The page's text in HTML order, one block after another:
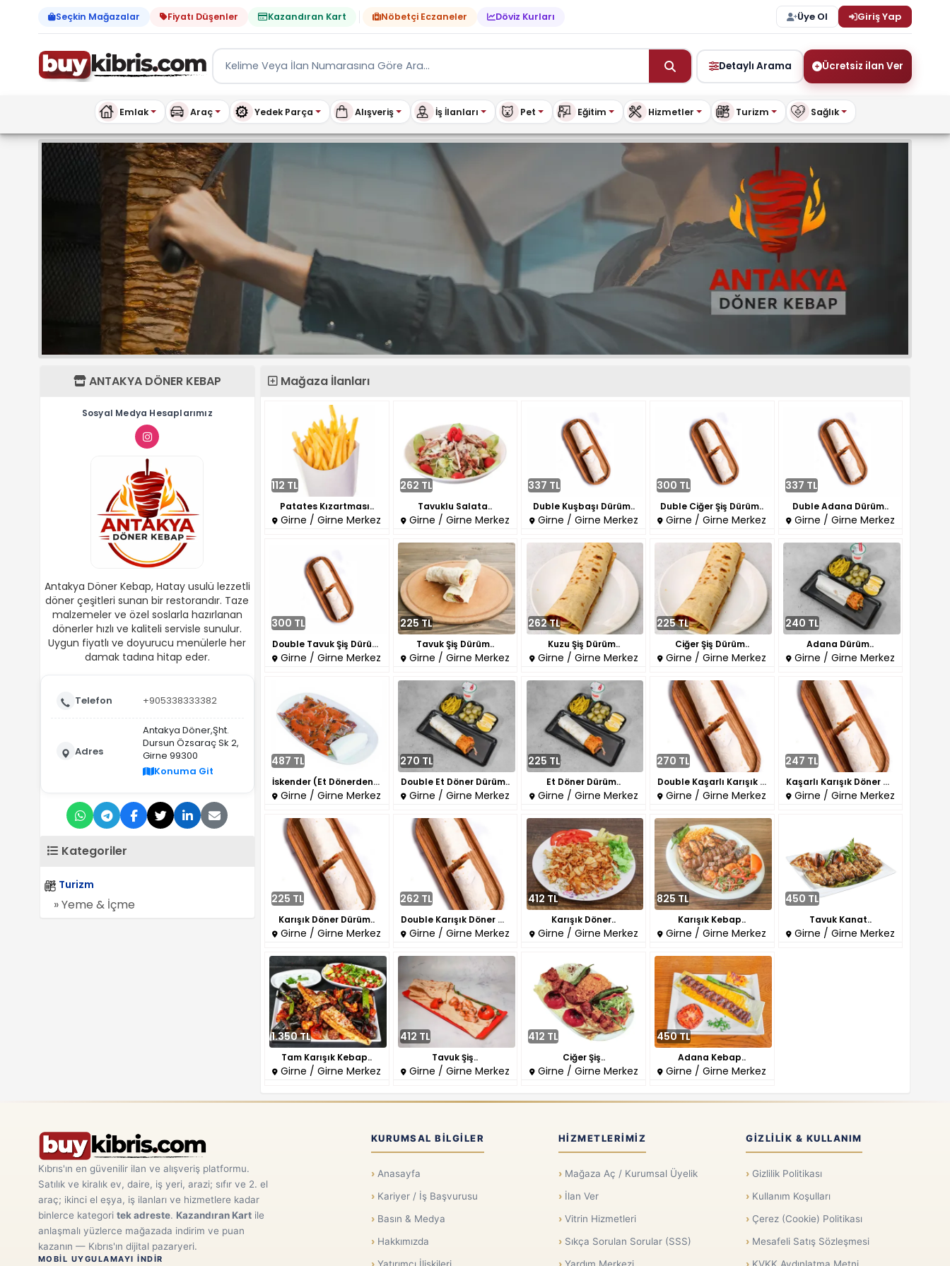
Seçkin Mağazalar Fiyatı Düşenler Kazandıran Kart Nöbetçi Eczaneler Döviz Kurları Üye Ol Giriş Yap
Detaylı Arama Ücretsiz ilan Ver
Emlak Araç Yedek Parça Alışveriş İş İlanları Pet Eğitim Hizmetler Turizm Sağlık
ANTAKYA DÖNER KEBAP - Mağaza Anasayfa
ANTAKYA DÖNER KEBAP
Sosyal Medya Hesaplarımız
Antakya Döner Kebap, Hatay usulü lezzetli
döner çeşitleri sunan bir restorandır. Taze
malzemeler ve özel soslarla hazırlanan
dönerler hızlı ve kaliteli servisle sunulur.
Uygun fiyatlı ve doyurucu menülerle her
damak tadına hitap eder.
Telefon +905338333382
Adres
Antakya Döner,Şht.
Dursun Özsaraç Sk 2,
Girne 99300
Konuma Git
Kategoriler
Turizm
» Yeme & İçme
Mağaza İlanları
112 TL
Patates Kızartması..
Girne / Girne Merkez
262 TL
Tavuklu Salata..
Girne / Girne Merkez
337 TL
Duble Kuşbaşı Dürüm..
Girne / Girne Merkez
300 TL
Duble Ciğer Şiş Dürüm..
Girne / Girne Merkez
337 TL
Duble Adana Dürüm..
Girne / Girne Merkez
300 TL
Double Tavuk Şiş Dürüm..
Girne / Girne Merkez
225 TL
Tavuk Şiş Dürüm..
Girne / Girne Merkez
262 TL
Kuzu Şiş Dürüm..
Girne / Girne Merkez
225 TL
Ciğer Şiş Dürüm..
Girne / Girne Merkez
240 TL
Adana Dürüm..
Girne / Girne Merkez
487 TL
İskender (Et Dönerden)..
Girne / Girne Merkez
270 TL
Double Et Döner Dürüm..
Girne / Girne Merkez
225 TL
Et Döner Dürüm..
Girne / Girne Merkez
270 TL
Double Kaşarlı Karışık Döner D..
Girne / Girne Merkez
247 TL
Kaşarlı Karışık Döner Dürüm..
Girne / Girne Merkez
225 TL
Karışık Döner Dürüm..
Girne / Girne Merkez
262 TL
Double Karışık Döner Dürüm..
Girne / Girne Merkez
412 TL
Karışık Döner..
Girne / Girne Merkez
825 TL
Karışık Kebap..
Girne / Girne Merkez
450 TL
Tavuk Kanat..
Girne / Girne Merkez
1.350 TL
Tam Karışık Kebap..
Girne / Girne Merkez
412 TL
Tavuk Şiş..
Girne / Girne Merkez
412 TL
Ciğer Şiş..
Girne / Girne Merkez
450 TL
Adana Kebap..
Girne / Girne Merkez
Kıbrıs'ın en güvenilir ilan ve alışveriş platformu.
Satılık ve kiralık ev, daire, iş yeri, arazi; sıfır ve 2. el
araç; ikinci el eşya, iş ilanları ve hizmetlere kadar
binlerce kategori tek adreste. Kazandıran Kartile
anlaşmalı yüzlerce mağazada indirim ve puan
kazanın — Kıbrıs'ın dijital pazaryeri.
MOBIL UYGULAMAYI INDIR
KURUMSAL BILGILER
Anasayfa
Kariyer / İş Başvurusu
Basın & Medya
Hakkımızda
HIZMETLERIMIZ
Mağaza Aç / Kurumsal Üyelik
İlan Ver
Vitrin Hizmetleri
Sıkça Sorulan Sorular (SSS)
GIZLILIK & KULLANIM
Gizlilik Politikası
Kullanım Koşulları
Çerez (Cookie) Politikası
Mesafeli Satış Sözleşmesi